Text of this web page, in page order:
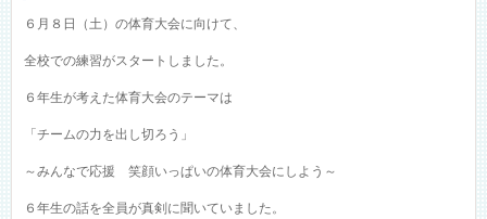
６月８日（土）の体育大会に向けて、
全校での練習がスタートしました。
６年生が考えた体育大会のテーマは
「チームの力を出し切ろう」
～みんなで応援 笑顔いっぱいの体育大会にしよう～
６年生の話を全員が真剣に聞いていました。